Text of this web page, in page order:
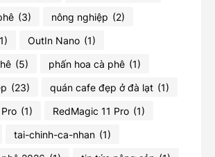
(3) nông nghiệp (2)
OutIn Nano (1)
(5) phấn hoa cà phê (1)
(23) quán cafe đẹp ở đà lạt (1)
(1) RedMagic 11 Pro (1)
tai-chinh-ca-nhan (1)